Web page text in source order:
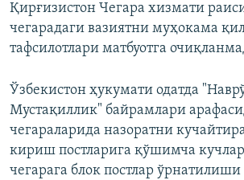
Қирғизистон Чегара хизмати
чегарадаги вазиятни муҳокама
тафсилотлари матбуотга
Ўзбекистон ҳукумати одатда
Мустақиллик" байрамлари
чегараларида назоратни
кириш постларига қўшимча
чегарага блок постлар